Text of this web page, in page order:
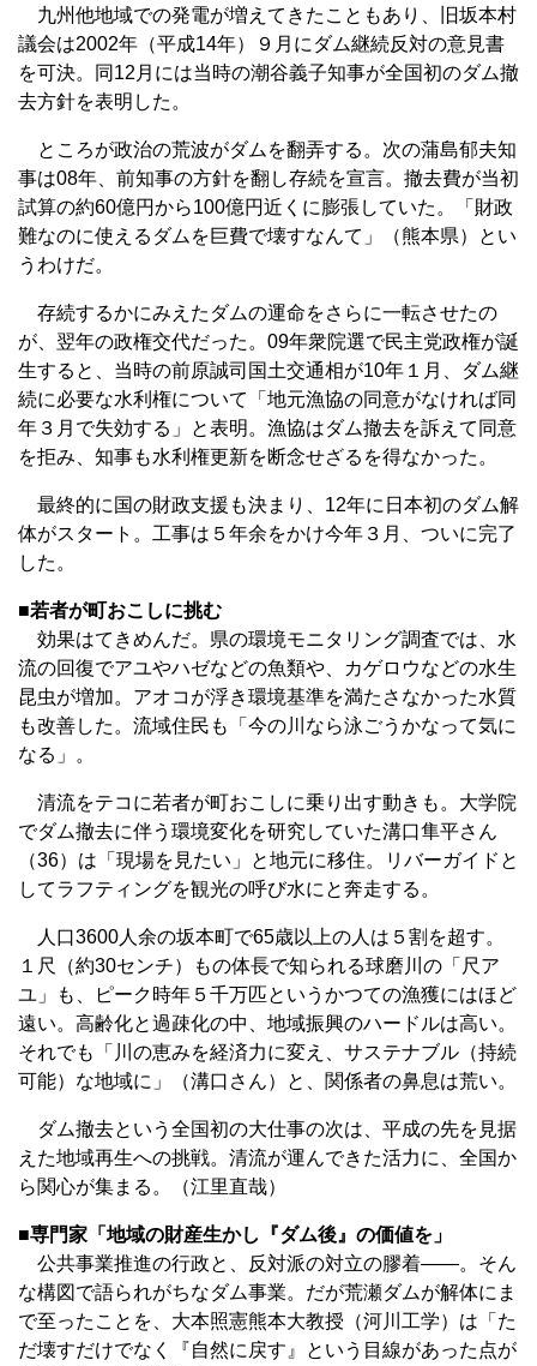
九州他地域での発電が増えてきたこともあり、旧坂本村
議会は2002年（平成14年）９月にダム継続反対の意見書
を可決。同12月には当時の潮谷義子知事が全国初のダム撤
去方針を表明した。
ところが政治の荒波がダムを翻弄する。次の蒲島郁夫知
事は08年、前知事の方針を翻し存続を宣言。撤去費が当初
試算の約60億円から100億円近くに膨張していた。「財政
難なのに使えるダムを巨費で壊すなんて」（熊本県）とい
うわけだ。
存続するかにみえたダムの運命をさらに一転させたの
が、翌年の政権交代だった。09年衆院選で民主党政権が誕
生すると、当時の前原誠司国土交通相が10年１月、ダム継
続に必要な水利権について「地元漁協の同意がなければ同
年３月で失効する」と表明。漁協はダム撤去を訴えて同意
を拒み、知事も水利権更新を断念せざるを得なかった。
最終的に国の財政支援も決まり、12年に日本初のダム解
体がスタート。工事は５年余をかけ今年３月、ついに完了
した。
■若者が町おこしに挑む
効果はてきめんだ。県の環境モニタリング調査では、水
流の回復でアユやハゼなどの魚類や、カゲロウなどの水生
昆虫が増加。アオコが浮き環境基準を満たさなかった水質
も改善した。流域住民も「今の川なら泳ごうかなって気に
なる」。
清流をテコに若者が町おこしに乗り出す動きも。大学院
でダム撤去に伴う環境変化を研究していた溝口隼平さん
（36）は「現場を見たい」と地元に移住。リバーガイドと
してラフティングを観光の呼び水にと奔走する。
人口3600人余の坂本町で65歳以上の人は５割を超す。
１尺（約30センチ）もの体長で知られる球磨川の「尺ア
ユ」も、ピーク時年５千万匹というかつての漁獲にはほど
遠い。高齢化と過疎化の中、地域振興のハードルは高い。
それでも「川の恵みを経済力に変え、サステナブル（持続
可能）な地域に」（溝口さん）と、関係者の鼻息は荒い。
ダム撤去という全国初の大仕事の次は、平成の先を見据
えた地域再生への挑戦。清流が運んできた活力に、全国か
ら関心が集まる。（江里直哉）
■専門家「地域の財産生かし『ダム後』の価値を」
公共事業推進の行政と、反対派の対立の膠着――。そん
な構図で語られがちなダム事業。だが荒瀬ダムが解体にま
で至ったことを、大本照憲熊本大教授（河川工学）は「た
だ壊すだけでなく『自然に戻す』という目線があった点が